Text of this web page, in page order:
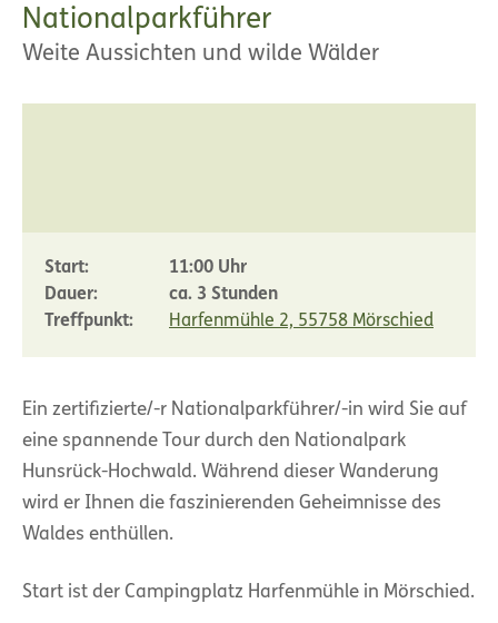
Nationalparkführer
Weite Aussichten und wilde Wälder
Start:
11:00 Uhr
Dauer:
ca. 3 Stunden
Treffpunkt:
Harfenmühle 2, 55758 Mörschied
Ein zertifizierte/-r Nationalparkführer/-in wird Sie auf
eine spannende Tour durch den Nationalpark
Hunsrück-Hochwald. Während dieser Wanderung
wird er Ihnen die faszinierenden Geheimnisse des
Waldes enthüllen.
Start ist der Campingplatz Harfenmühle in Mörschied.